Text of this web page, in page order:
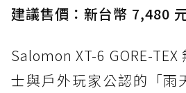
建議售價：新台幣 7,480
Salomon XT-6 GORE-
士與戶外玩家公認的「雨